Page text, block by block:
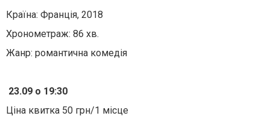
Країна: Франція, 2018
Хронометраж: 86 хв.
Жанр: романтична комедія
23.09 о 19:30
Ціна квитка 50 грн/1 місце